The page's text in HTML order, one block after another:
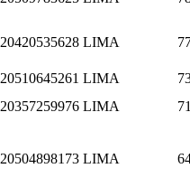
20420535628 LIMA
20510645261 LIMA
20357259976 LIMA
20504898173 LIMA